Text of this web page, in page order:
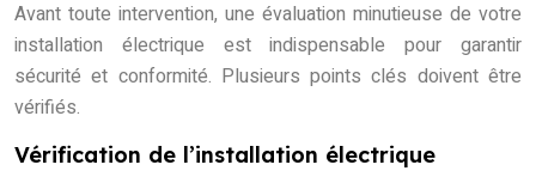
Avant toute intervention, une évaluation minutieuse de votre
installation électrique est indispensable pour garantir
sécurité et conformité. Plusieurs points clés doivent être
vérifiés.
Vérification de l’installation électrique